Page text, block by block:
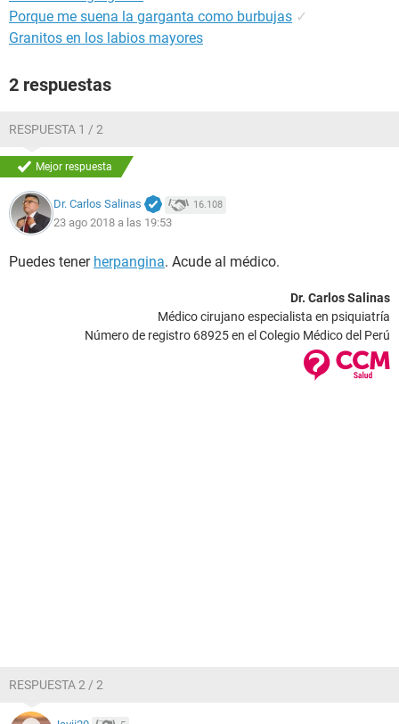
Porque me suena la garganta como burbujas ✓
Granitos en los labios mayores
2 respuestas
RESPUESTA 1 / 2
Mejor respuesta
Dr. Carlos Salinas 16.108
23 ago 2018 a las 19:53
Puedes tener herpangina. Acude al médico.
Dr. Carlos Salinas
Médico cirujano especialista en psiquiatría
Número de registro 68925 en el Colegio Médico del Perú
RESPUESTA 2 / 2